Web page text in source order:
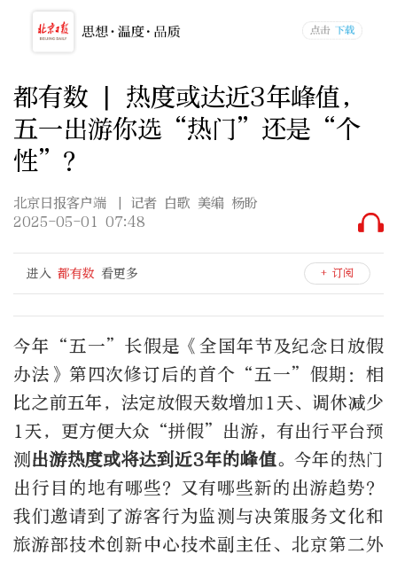
都有数 | 热度或达近3年峰值，
五一出游你选“热门”还是“个
性”？
北京日报客户端
| 记者 白歌 美编 杨盼
2025-05-01 07:48
进入 都有数 看更多 + 订阅
今年“五一”长假是《全国年节及纪念日放假
办法》第四次修订后的首个“五一”假期：相
比之前五年，法定放假天数增加 1 天、调休减少
1 天，更方便大众“拼假”出游，有出行平台预
测出游热度或将达到近3年的峰值。今年的热门
出行目的地有哪些？又有哪些新的出游趋势？
我们邀请到了游客行为监测与决策服务文化和
旅游部技术创新中心技术副主任、北京第二外